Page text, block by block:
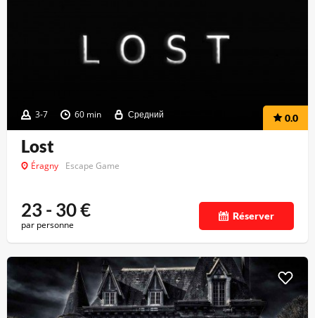
3-7 60 min Средний 0.0
Lost
Éragny Escape Game
23 - 30€
par personne
Réserver